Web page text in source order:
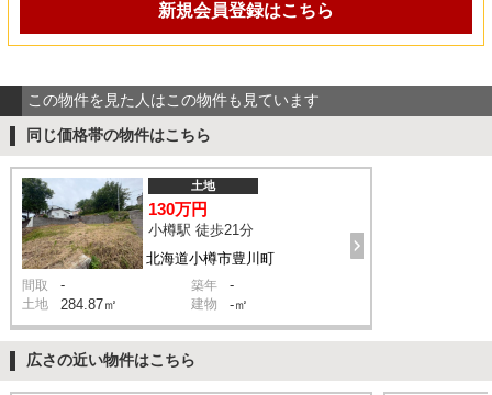
新規会員登録はこちら
この物件を見た人はこの物件も見ています
同じ価格帯の物件はこちら
北海道小樽市豊川町
土地
130万円
小樽駅 徒歩21分
間取 - 築年 -
土地 284.87㎡ 建物 -㎡
広さの近い物件はこちら